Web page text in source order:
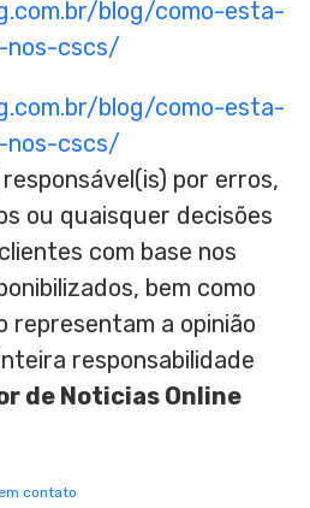
blog/como-esta-
cscs/
blog/como-esta-
cscs/
por erros,
ou quaisquer decisões
com base nos
bem como
representam a opinião
responsabilidade
de Noticias Online
contato